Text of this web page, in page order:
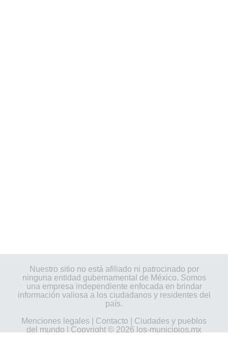
Nuestro sitio no está afiliado ni patrocinado por
ninguna entidad gubernamental de México. Somos
una empresa independiente enfocada en brindar
información valiosa a los ciudadanos y residentes del
país.
Menciones legales
Contacto
Ciudades y pueblos
del mundo | Copyright © 2026 los-municipios.mx